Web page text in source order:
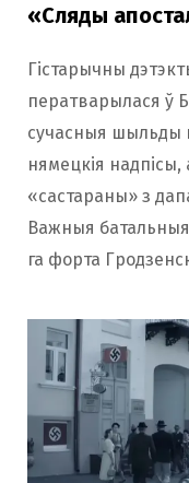
«Сляды
Гістарычны
ператварылася ў
сучасныя шыльды
нямецкія надпісы,
«састараны» з
Важныя
га форта